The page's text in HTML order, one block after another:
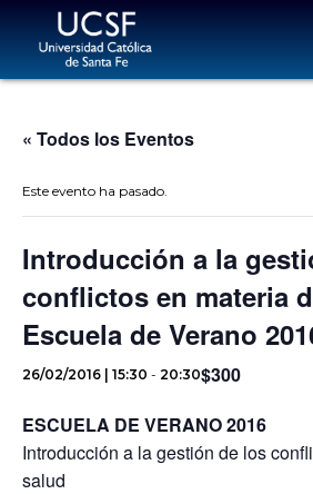
« Todos los Eventos
Este evento ha pasado.
Introducción a la
conflictos en materia
Escuela de Verano
26/02/2016 | 15:30 - 20:30$300
ESCUELA DE VERANO 2016
Introducción a la gestión de los
salud